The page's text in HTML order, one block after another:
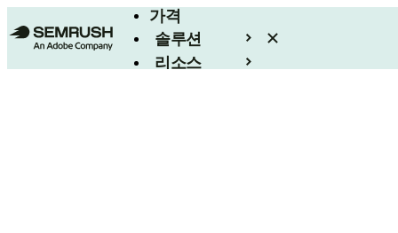
가격
솔루션
리소스